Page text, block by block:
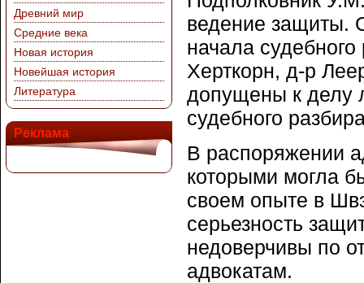
Древний мир
Средние века
Новая история
Новейшая история
Литература
Реклама
ведение защиты.
начала
Херткорн, д-р
допущены к делу
судебного
В распоряжении
которыми могла
своем опыте в
серьезность
недоверчивы по
адвокатам.